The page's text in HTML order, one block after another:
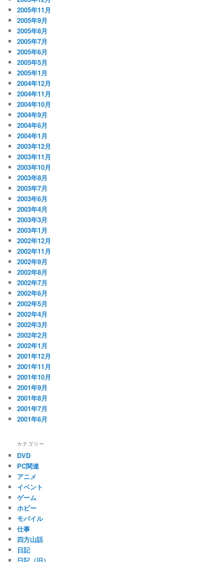
2005年11月
2005年9月
2005年8月
2005年7月
2005年6月
2005年5月
2005年1月
2004年12月
2004年11月
2004年10月
2004年9月
2004年6月
2004年1月
2003年12月
2003年11月
2003年10月
2003年8月
2003年7月
2003年6月
2003年4月
2003年3月
2003年1月
2002年12月
2002年11月
2002年9月
2002年8月
2002年7月
2002年6月
2002年5月
2002年4月
2002年3月
2002年2月
2002年1月
2001年12月
2001年11月
2001年10月
2001年9月
2001年8月
2001年7月
2001年6月
カテゴリー
DVD
PC関連
アニメ
イベント
ゲーム
ホビー
モバイル
仕事
四方山話
日記